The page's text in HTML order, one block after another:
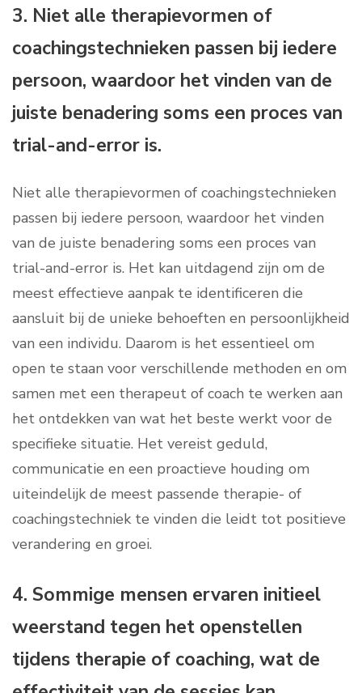
3. Niet alle therapievormen of
coachingstechnieken passen bij iedere
persoon, waardoor het vinden van de
juiste benadering soms een proces van
trial-and-error is.
Niet alle therapievormen of coachingstechnieken
passen bij iedere persoon, waardoor het vinden
van de juiste benadering soms een proces van
trial-and-error is. Het kan uitdagend zijn om de
meest effectieve aanpak te identificeren die
aansluit bij de unieke behoeften en persoonlijkheid
van een individu. Daarom is het essentieel om
open te staan voor verschillende methoden en om
samen met een therapeut of coach te werken aan
het ontdekken van wat het beste werkt voor de
specifieke situatie. Het vereist geduld,
communicatie en een proactieve houding om
uiteindelijk de meest passende therapie- of
coachingstechniek te vinden die leidt tot positieve
verandering en groei.
4. Sommige mensen ervaren initieel
weerstand tegen het openstellen
tijdens therapie of coaching, wat de